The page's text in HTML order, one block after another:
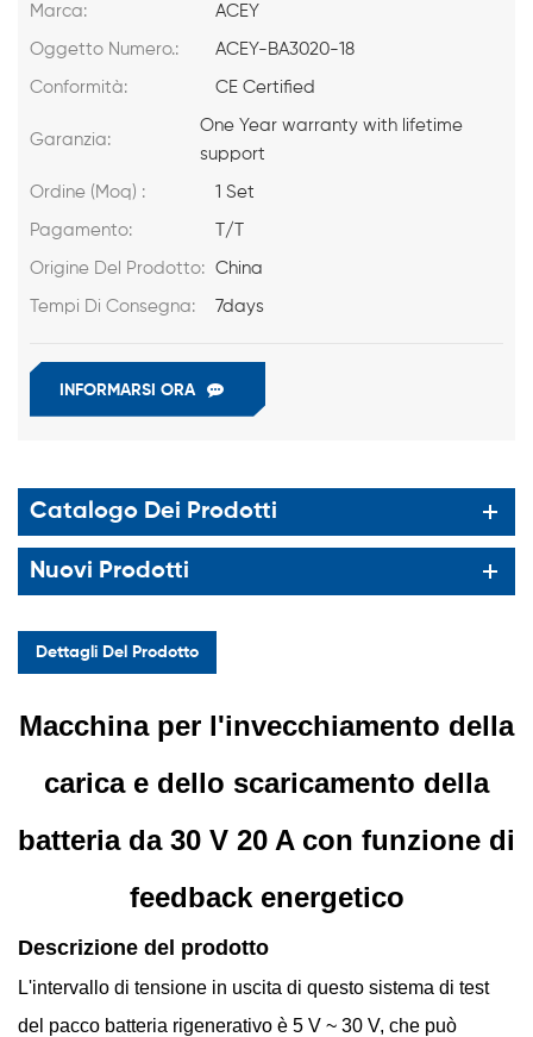
Marca: ACEY
Oggetto Numero.: ACEY-BA3020-18
Conformità: CE Certified
Garanzia:
One Year warranty with lifetime
support
Ordine (Moq) : 1 Set
Pagamento: T/T
Origine Del Prodotto: China
Tempi Di Consegna: 7days
INFORMARSI ORA
Catalogo Dei Prodotti
Nuovi Prodotti
Dettagli Del Prodotto
Macchina per l'invecchiamento della
carica e dello scaricamento della
batteria da 30 V 20 A con funzione di
feedback energetico
Descrizione del prodotto
L'intervallo di tensione in uscita di questo sistema di test
del pacco batteria rigenerativo è 5 V ~ 30 V, che può